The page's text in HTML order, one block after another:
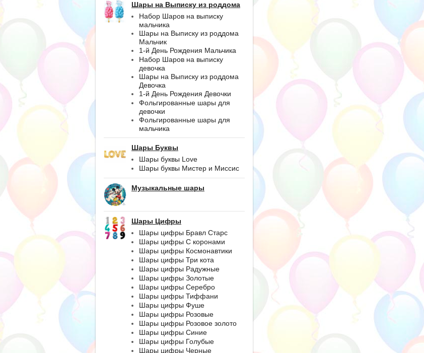
Шары на Выписку из роддома
Набор Шаров на выписку
мальчика
Шары на Выписку из роддома
Мальчик
1-й День Рождения Мальчика
Набор Шаров на выписку
девочка
Шары на Выписку из роддома
Девочка
1-й День Рождения Девочки
Фольгированные шары для
девочки
Фольгированные шары для
мальчика
Шары Буквы
Шары буквы Love
Шары буквы Мистер и Миссис
Музыкальные шары
Шары Цифры
Шары цифры Бравл Старс
Шары цифры С коронами
Шары цифры Космонавтики
Шары цифры Три кота
Шары цифры Радужные
Шары цифры Золотые
Шары цифры Серебро
Шары цифры Тиффани
Шары цифры Фуше
Шары цифры Розовые
Шары цифры Розовое золото
Шары цифры Синие
Шары цифры Голубые
Шары цифры Черные